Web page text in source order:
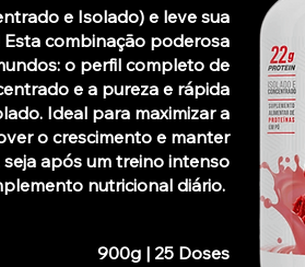
e Isolado) e leve sua
combinação poderosa
o perfil completo de
e a pureza e rápida
Ideal para maximizar a
o crescimento e manter
após um treino intenso
nutricional diário.
900g | 25 Doses